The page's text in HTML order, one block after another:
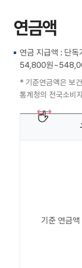
연금액
연금 지급액 : 단
54,800원
* 기준연금액은 보
통계청의 전국소비
기준 연금액